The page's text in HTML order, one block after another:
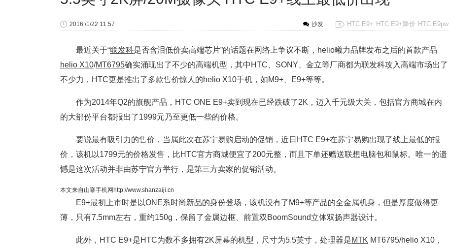
HTC E9+ HTC E9+降价 HTC E9pw
2016 /1/22 11:57 沙发
最近关于“联发科是否含泪低价卖高端芯片”的话题在网络上争议不断，helio曦力品牌发布之后的首款产品
helio X10/MT6795确实涌现出了不少的高端机型，其中HTC、SONY、金立等厂商都为联发科攻入高端市场出了
不少力，HTC更是推出了多款售价惊人的helio X10手机，如M9+、E9+等等。
作为2014年Q2的旗舰产品，HTC ONE E9+卖到现在已经跌破了2K，迈入千元级大关，包括官方商城在内
的大部份平台都报出了1999元乃至更低一些的价格。
要说最有吸引力的售价，当属此次在苏宁易购启动的促销，近日HTC E9+在苏宁易购出现了线上最低的报
价，该机以1799元的价格发售，比HTC官方商城便宜了200元整，而且下单还赠送联想电脑包和鼠标。唯一的遗
憾是这次活动并非由苏宁官方举行，是第三方卖家的促销活动。
本文来自山寨手机网http://www.shanzaiji.cn
E9+最初上市时是以ONE系时尚新品的身份登场，该机没有了M9+等产品的全金属机身，但是厚度做得更
薄，只有7.5mm左右，重约150g，保留了金属边框、前置双BoomSound立体双扬声器设计。
此外，HTC E9+是HTC为数不多拥有2K屏幕的机型，尺寸为5.5英寸，处理器是MTK MT6795/helio X10，